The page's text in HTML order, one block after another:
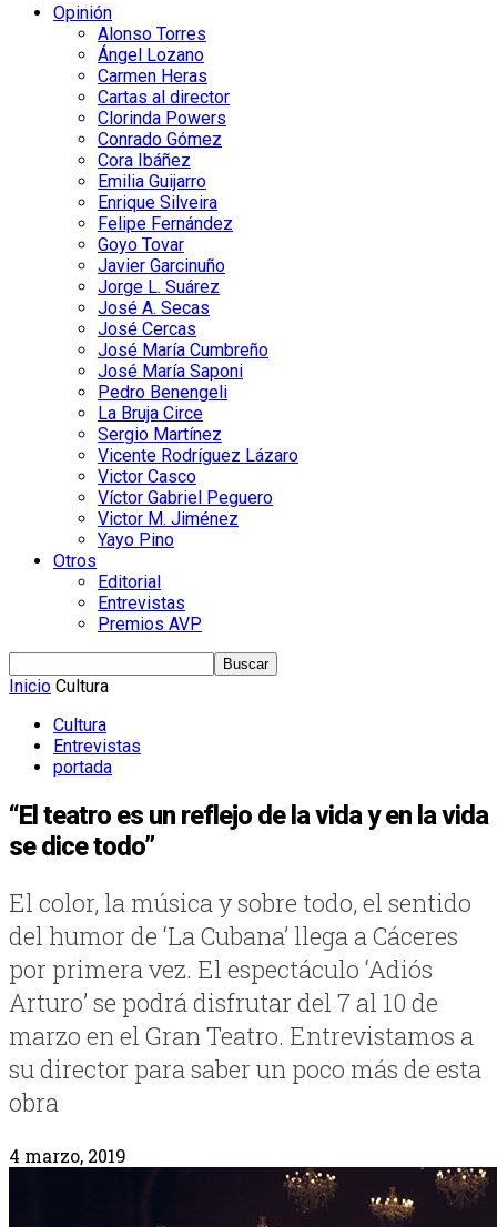
Opinión
Alonso Torres
Ángel Lozano
Carmen Heras
Cartas al director
Clorinda Powers
Conrado Gómez
Cora Ibáñez
Emilia Guijarro
Enrique Silveira
Felipe Fernández
Goyo Tovar
Javier Garcinuño
Jorge L. Suárez
José A. Secas
José Cercas
José María Cumbreño
José María Saponi
Pedro Benengeli
La Bruja Circe
Sergio Martínez
Vicente Rodríguez Lázaro
Victor Casco
Víctor Gabriel Peguero
Victor M. Jiménez
Yayo Pino
Otros
Editorial
Entrevistas
Premios AVP
Inicio Cultura
Cultura
Entrevistas
portada
“El teatro es un reflejo de la vida y en la vida
se dice todo”
El color, la música y sobre todo, el sentido
del humor de ‘La Cubana’ llega a Cáceres
por primera vez. El espectáculo ‘Adiós
Arturo’ se podrá disfrutar del 7 al 10 de
marzo en el Gran Teatro. Entrevistamos a
su director para saber un poco más de esta
obra
4 marzo, 2019